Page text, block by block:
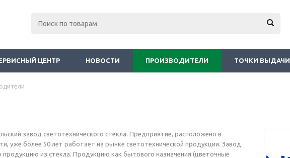
ЦЕНТР НОВОСТИ ПРОИЗВОДИТЕЛИ ТОЧКИ ВЫДАЧИ
завод светотехнического стекла. Предприятие, расположено в
уже более 50 лет работает на рынке светотехнической продукции. Завод
продукцию из стекла. Продукцию как бытового назначения (цветочные